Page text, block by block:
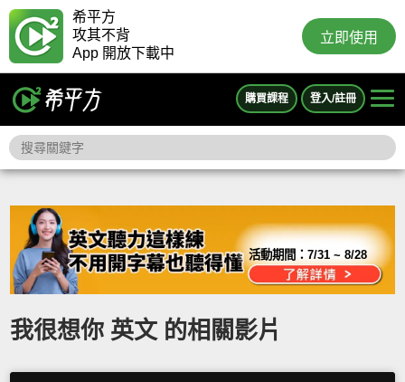
希平方
攻其不背
App 開放下載中
立即使用
購買課程 登入/註冊
活動期間：7/31 ~ 8/28
我很想你 英文 的相關影片